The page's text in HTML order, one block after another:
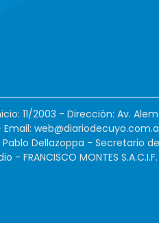
11/2003 - Dirección: Av.
Email:
Dellazoppa - Secretario
FRANCISCO MONTES S.A.C.I.F.